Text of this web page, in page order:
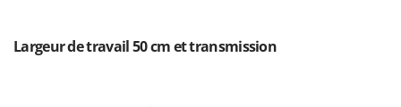
I
Largeur de travail 50 cm et transmission